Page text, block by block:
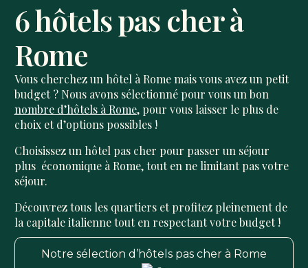
6 hôtels pas cher à
Rome
Vous cherchez un hôtel à Rome mais vous avez un petit
budget ? Nous avons sélectionné pour vous un bon
nombre d’hôtels à Rome, pour vous laisser le plus de
choix et d’options possibles !
Choisissez un hôtel pas cher pour passer un séjour
plus économique à Rome, tout en ne limitant pas votre
séjour.
Découvrez tous les quartiers et profitez pleinement de
la capitale italienne tout en respectant votre budget !
Notre sélection d’hôtels pas cher à Rome